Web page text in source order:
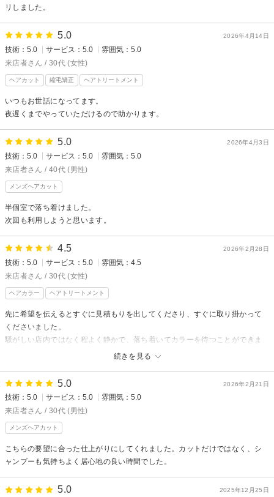
リしました。
2026年4月14日
5.0
技術：5.0 サービス：5.0
雰囲気：5.0
来店者さん / 30代 (女性)
ヘアカット 縮毛矯正 ヘアトリートメント
いつもお世話になってます。
夜遅くまでやっていただけるので助かります。
2026年4月3日
5.0
技術：5.0 サービス：5.0
雰囲気：5.0
来店者さん / 40代 (男性)
メンズヘアカット
半個室で落ち着けました。
次回も利用しようと思います。
2026年2月28日
4.5
技術：5.0 サービス：5.0
雰囲気：4.5
来店者さん / 30代 (女性)
ヘアカラー ヘアトリートメント
続きを見る
先に希望を伝えるとすぐに見積もりを出してくださり、すぐに取り掛かって
くださいました。
騒がしい店内ではなく程よく静かで、落ち着いてカラーを待つことができま
に対応されていて好感が持てました。
2026年2月21日
5.0
技術：5.0 サービス：5.0
雰囲気：5.0
来店者さん / 30代 (男性)
メンズヘアカット
こちらの要望に合った仕上がりにしてくれました。カットだけではなく、シ
ャンプーも気持ちよく居心地の良い時間でした。
2025年12月25日
5.0